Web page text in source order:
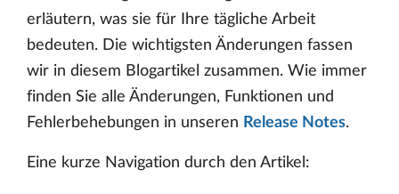
erläutern, was sie für Ihre tägliche Arbeit
bedeuten. Die wichtigsten Änderungen fassen
wir in diesem Blogartikel zusammen. Wie immer
finden Sie alle Änderungen, Funktionen und
Fehlerbehebungen in unseren Release Notes.
Eine kurze Navigation durch den Artikel: